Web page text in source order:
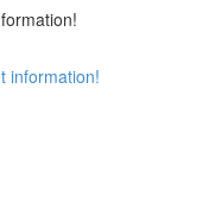
information!